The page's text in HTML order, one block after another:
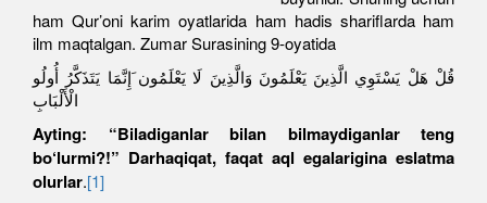
ham Qur’oni karim oyatlarida ham hadis shariflarda ham
ilm maqtalgan. Zumar Surasining 9-oyatida
قُلْ هَلْ يَسْتَوِي الَّذِينَ يَعْلَمُونَ وَالَّذِينَ لَا يَعْلَمُون َإِنَّمَا يَتَذَكَّرُ أُولُو
الْأَلْبَابِ
Ayting: “Biladiganlar bilan bilmaydiganlar teng
bo‘lurmi?!” Darhaqiqat, faqat aql egalarigina eslatma
olurlar.[1]